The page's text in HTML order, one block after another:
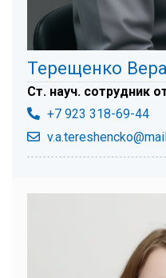
Терещенко
Ст. науч. сотрудник
+7 923 318-69-44